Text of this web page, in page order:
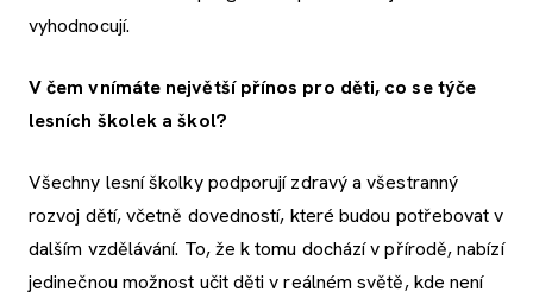
vyhodnocují.
V čem vnímáte největší přínos pro děti, co se týče
lesních školek a škol?
Všechny lesní školky podporují zdravý a všestranný
rozvoj dětí, včetně dovedností, které budou potřebovat v
dalším vzdělávání. To, že k tomu dochází v přírodě, nabízí
jedinečnou možnost učit děti v reálném světě, kde není